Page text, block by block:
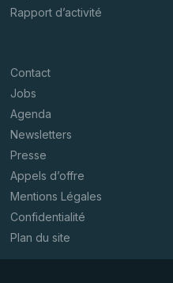
Rapport d’activité
Contact
Jobs
Agenda
Newsletters
Presse
Appels d’offre
Mentions Légales
Confidentialité
Plan du site